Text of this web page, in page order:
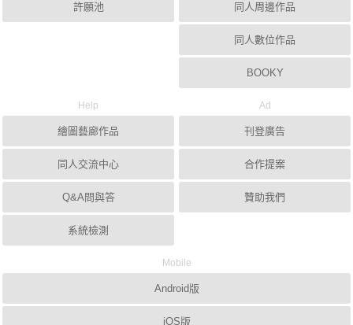
許願池 同人周邊作品
同人數位作品
BOOKY
Help
繪圖藝廊作品
同人交流中心
Q&A問與答
系統檢測
Ad
刊登廣告
合作提案
贊助我們
Mobile
Android版
iOS版